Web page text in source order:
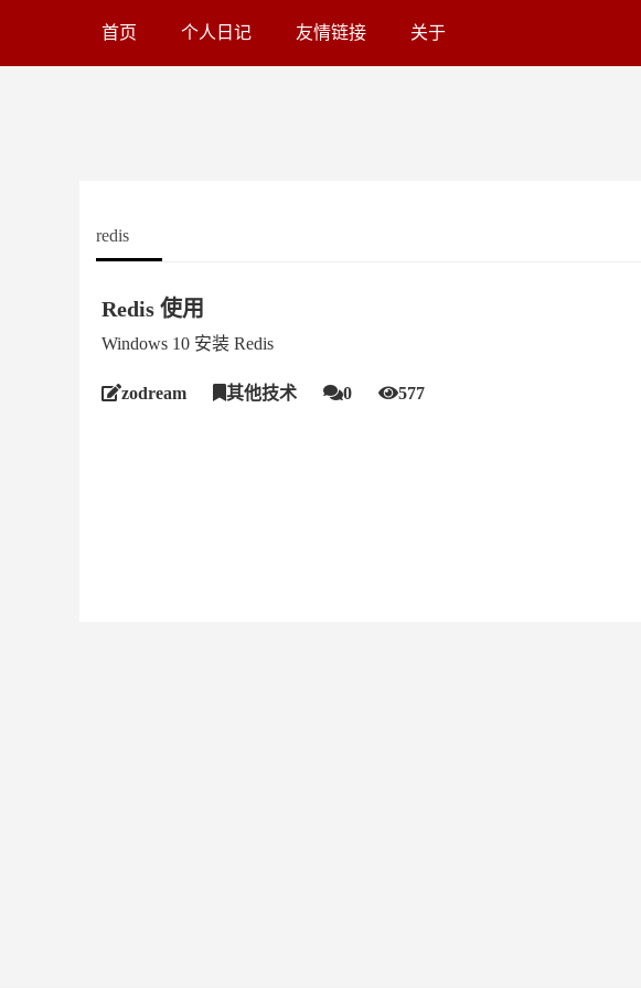
首页 个人日记 友情链接 关于
redis
Redis 使用
Windows 10 安装 Redis
zodream 其他技术 0 577